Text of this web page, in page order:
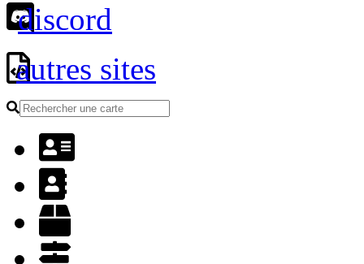
discord
autres sites